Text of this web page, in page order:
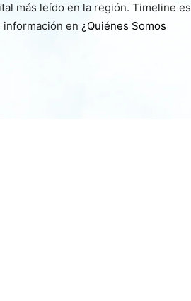
más leído en la región. Timeline es
información en ¿Quiénes Somos